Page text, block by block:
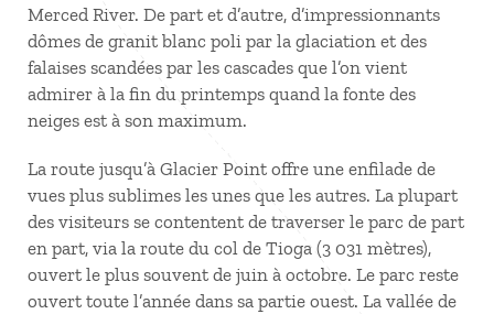
Merced River. De part et d’autre, d’impressionnants
dômes de granit blanc poli par la glaciation et des
falaises scandées par les cascades que l’on vient
admirer à la fin du printemps quand la fonte des
neiges est à son maximum.
La route jusqu’à Glacier Point offre une enfilade de
vues plus sublimes les unes que les autres. La plupart
des visiteurs se contentent de traverser le parc de part
en part, via la route du col de Tioga (3 031 mètres),
ouvert le plus souvent de juin à octobre. Le parc reste
ouvert toute l’année dans sa partie ouest. La vallée de